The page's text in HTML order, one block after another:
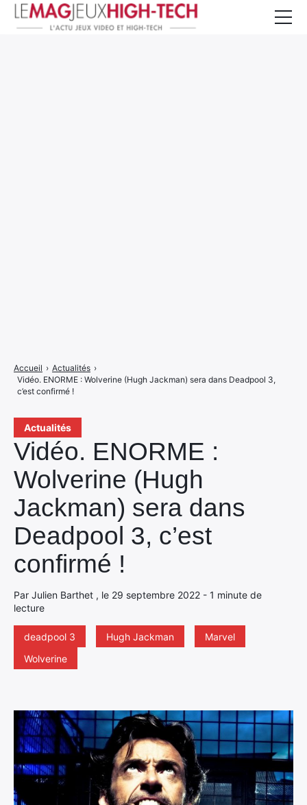
Actualités
Vidéo. ENORME :
Wolverine (Hugh
Jackman) sera dans
Deadpool 3, c’est
confirmé !
Par Julien Barthet , le 29 septembre 2022 - 1 minute de
lecture
deadpool 3 Hugh Jackman
Marvel
Wolverine
Accueil › Actualités ›
Vidéo. ENORME : Wolverine (Hugh Jackman) sera dans Deadpool 3,
c’est confirmé !